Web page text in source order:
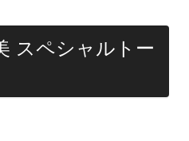
スペシャルトー